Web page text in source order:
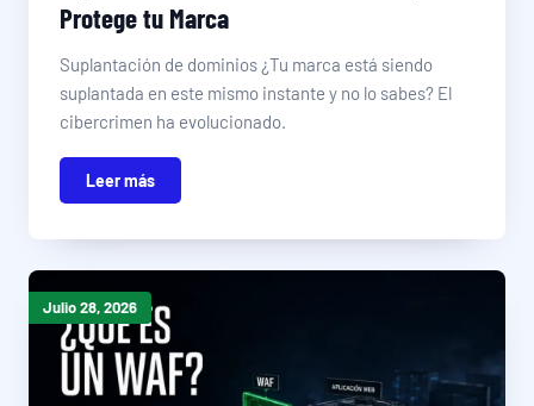
Protege tu Marca
Suplantación de dominios ¿Tu marca está siendo
suplantada en este mismo instante y no lo sabes? El
cibercrimen ha evolucionado.
Leer más
Julio 28, 2026